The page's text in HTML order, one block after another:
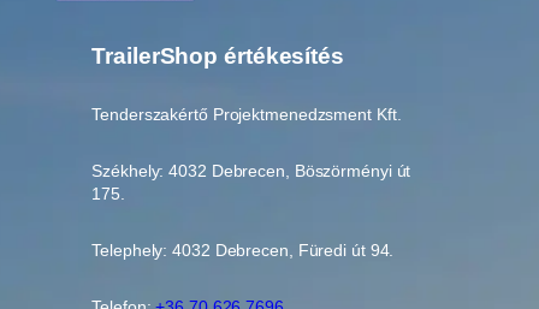
TrailerShop értékesítés
Tenderszakértő Projektmenedzsment Kft.
Székhely: 4032 Debrecen, Böszörményi út
175.
Telephely: 4032 Debrecen, Füredi út 94.